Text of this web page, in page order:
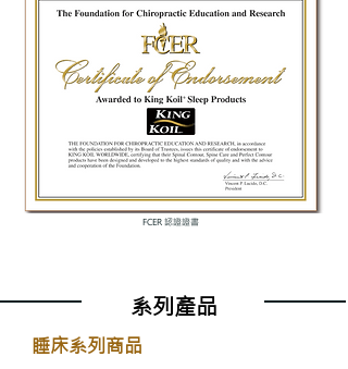
FCER 認證證書
​系列產品
睡床系列商品